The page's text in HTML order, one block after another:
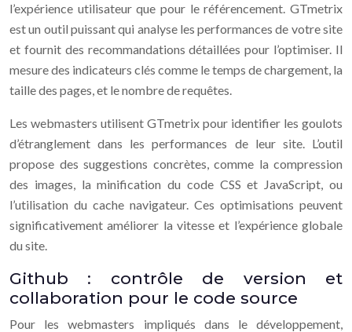
l’expérience utilisateur que pour le référencement. GTmetrix
est un outil puissant qui analyse les performances de votre site
et fournit des recommandations détaillées pour l’optimiser. Il
mesure des indicateurs clés comme le temps de chargement, la
taille des pages, et le nombre de requêtes.
Les webmasters utilisent GTmetrix pour identifier les goulots
d’étranglement dans les performances de leur site. L’outil
propose des suggestions concrètes, comme la compression
des images, la minification du code CSS et JavaScript, ou
l’utilisation du cache navigateur. Ces optimisations peuvent
significativement améliorer la vitesse et l’expérience globale
du site.
Github : contrôle de version et
collaboration pour le code source
Pour les webmasters impliqués dans le développement,